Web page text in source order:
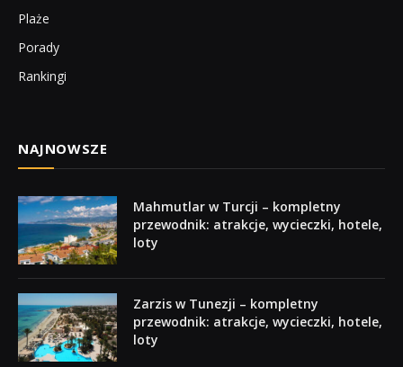
Plaże
Porady
Rankingi
NAJNOWSZE
Mahmutlar w Turcji – kompletny
przewodnik: atrakcje, wycieczki, hotele,
loty
Zarzis w Tunezji – kompletny
przewodnik: atrakcje, wycieczki, hotele,
loty